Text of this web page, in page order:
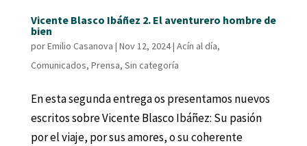
Vicente Blasco Ibáñez 2. El aventurero hombre de
bien
porEmilio Casanova | Nov 12, 2024| Acín al día,
Comunicados, Prensa, Sin categoría
En esta segunda entrega os presentamos nuevos
escritos sobre Vicente Blasco Ibáñez: Su pasión
por el viaje, por sus amores, o su coherente